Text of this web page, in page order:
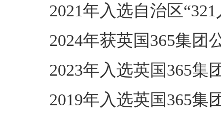
2021年入选自治区
2024年获英国365集团
2023年入选英国365集
2019年入选英国365集